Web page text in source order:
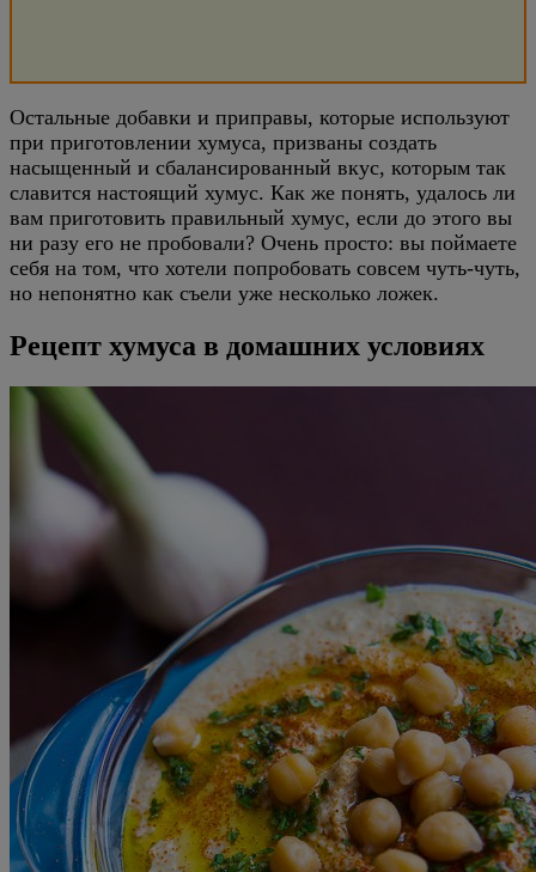
Остальные добавки и приправы, которые используют
при приготовлении хумуса, призваны создать
насыщенный и сбалансированный вкус, которым так
славится настоящий хумус. Как же понять, удалось ли
вам приготовить правильный хумус, если до этого вы
ни разу его не пробовали? Очень просто: вы поймаете
себя на том, что хотели попробовать совсем чуть-чуть,
но непонятно как съели уже несколько ложек.
Рецепт хумуса в домашних условиях